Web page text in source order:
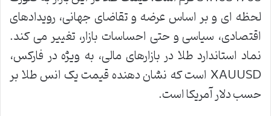
لحظه ای و بر اساس عرضه و تقاضای جهانی، رویدادهای
اقتصادی، سیاسی و حتی احساسات بازار، تغییر می کند.
نماد استاندارد طلا در بازارهای مالی، به ویژه در فارکس،
XAUUSD است که نشان دهنده قیمت یک انس طلا بر
حسب دلار آمریکا است.